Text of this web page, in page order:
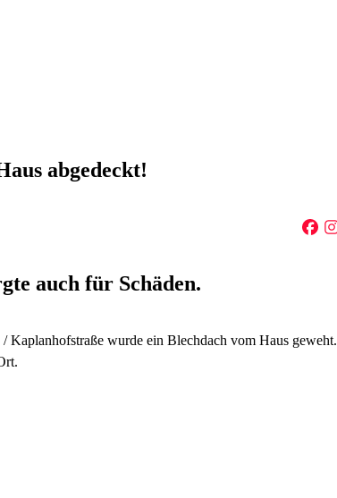
abgedeckt!
auch für Schäden.
Kaplanhofstraße wurde ein Blechdach vom Haus geweht.